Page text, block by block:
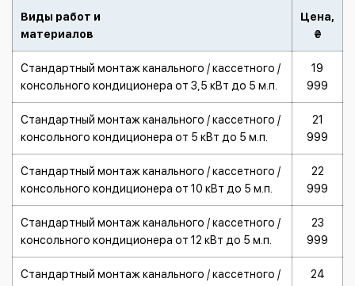
Виды работ и
материалов
Цена,
₴
Стандартный монтаж канального / кассетного /
консольного кондиционера от 3,5 кВт до 5 м.п.
19
999
Стандартный монтаж канального / кассетного /
консольного кондиционера от 5 кВт до 5 м.п.
21
999
Стандартный монтаж канального / кассетного /
консольного кондиционера от 10 кВт до 5 м.п.
22
999
Стандартный монтаж канального / кассетного /
консольного кондиционера от 12 кВт до 5 м.п.
23
999
Стандартный монтаж канального / кассетного /
24